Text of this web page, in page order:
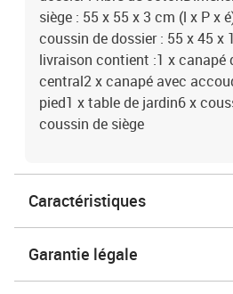
siège : 55 x 55 x 3 cm (l x P x
coussin de dossier : 55 x 45 x
livraison contient :1 x canapé
central2 x canapé avec
pied1 x table de jardin6 x
coussin de siège
Caractéristiques
Garantie légale